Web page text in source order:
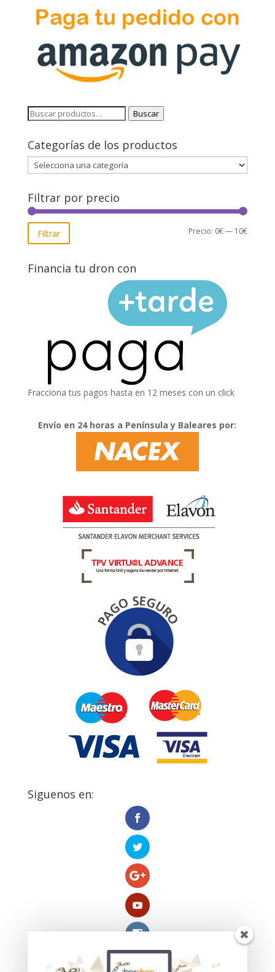
Buscar
Buscar
Categorías de los productos
Filtrar por precio
Precio
Precio
Filtrar Precio: 0€— 10€
Financia tu dron con
Fracciona tus pagos hasta en 12 meses con un click
Envío en 24 horas a Península y Baleares por:
Siguenos en: